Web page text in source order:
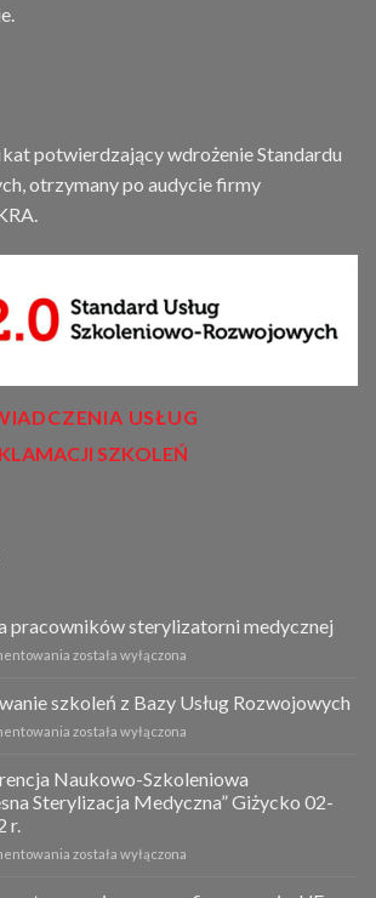
potwierdzający wdrożenie Standardu
otrzymany po audycie firmy
USŁUG
SZKOLEŃ
pracowników sterylizatorni medycznej
Ankieta
pracowników
medycznej
została wyłączona
szkoleń z Bazy Usług Rozwojowych
Dofinansowanie
Bazy
Usług
została wyłączona
Naukowo-Szkoleniowa
Sterylizacja Medyczna” Giżycko 02-
r.
VIII
została wyłączona